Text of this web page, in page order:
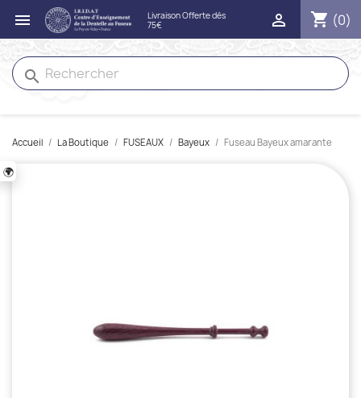
🌍
 shopping_cart (0)

search
Accueil La Boutique FUSEAUX Bayeux Fuseau Bayeux amarante